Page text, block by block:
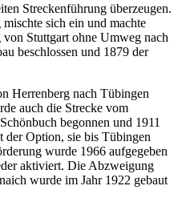
Streckenführung überzeugen.
sich ein und machte
Stuttgart ohne Umweg nach
beschlossen und 1879 der
Herrenberg nach Tübingen
auch die Strecke vom
begonnen und 1911
der Option, sie bis Tübingen
wurde 1966 aufgegeben
aktiviert. Die Abzweigung
wurde im Jahr 1922 gebaut